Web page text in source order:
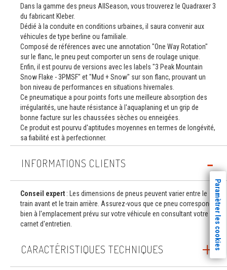
Dans la gamme des pneus AllSeason, vous trouverez le Quadraxer 3
du fabricant Kleber.
Dédié à la conduite en conditions urbaines, il saura convenir aux
véhicules de type berline ou familiale.
Composé de références avec une annotation "One Way Rotation"
sur le flanc, le pneu peut comporter un sens de roulage unique.
Enfin, il est pourvu de versions avec les labels "3 Peak Mountain
Snow Flake - 3PMSF" et "Mud + Snow" sur son flanc, prouvant un
bon niveau de performances en situations hivernales.
Ce pneumatique a pour points forts une meilleure absorption des
irrégularités, une haute résistance à l'aquaplaning et un grip de
bonne facture sur les chaussées sèches ou enneigées.
Ce produit est pourvu d'aptitudes moyennes en termes de longévité,
sa fiabilité est à perfectionner.
INFORMATIONS CLIENTS
Conseil expert : Les dimensions de pneus peuvent varier entre le
train avant et le train arrière. Assurez-vous que ce pneu correspond
bien à l'emplacement prévu sur votre véhicule en consultant votre
carnet d'entretien.
CARACTÉRISTIQUES TECHNIQUES Paramètrer les cookies